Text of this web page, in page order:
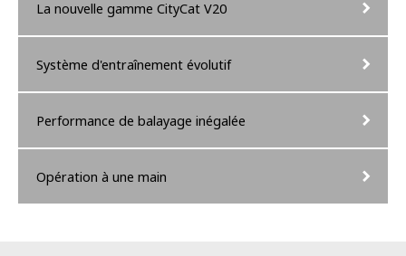
La nouvelle gamme CityCat V20
Système d'entraînement évolutif
Performance de balayage inégalée
Opération à une main